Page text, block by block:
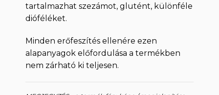
tartalmazhat szezámot, glutént, különféle
dióféléket.
Minden erőfeszítés ellenére ezen
alapanyagok előfordulása a termékben
nem zárható ki teljesen.